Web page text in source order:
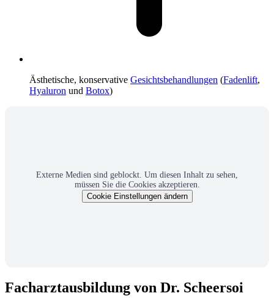
Ästhetische, konservative Gesichtsbehandlungen (Fadenlift,
Hyaluron und Botox)
Externe Medien sind geblockt. Um diesen Inhalt zu sehen,
müssen Sie die Cookies akzeptieren.
Cookie Einstellungen ändern
Facharztausbildung von Dr. Scheersoi